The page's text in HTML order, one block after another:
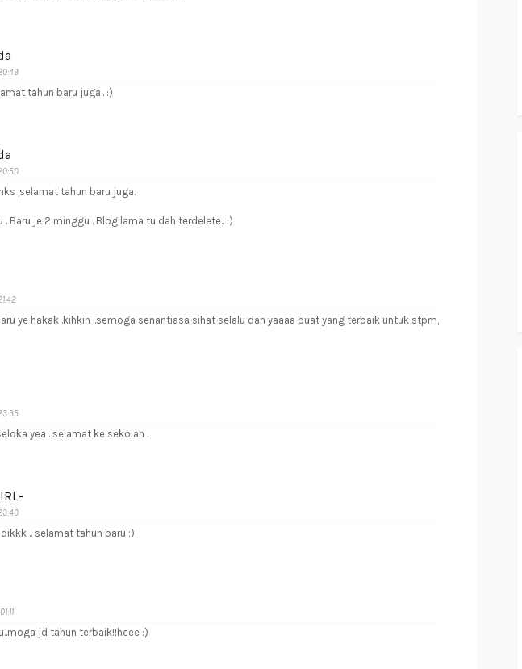
tahun baru juga.. :)
,selamat tahun baru juga.
. Baru je 2 minggu . Blog lama tu dah terdelete.. :)
ye hakak .kihkih ..semoga senantiasa sihat selalu dan yaaaa buat yang terbaik untuk stpm,
yea . selamat ke sekolah .
.. selamat tahun baru ;)
jd tahun terbaik!!heee :)